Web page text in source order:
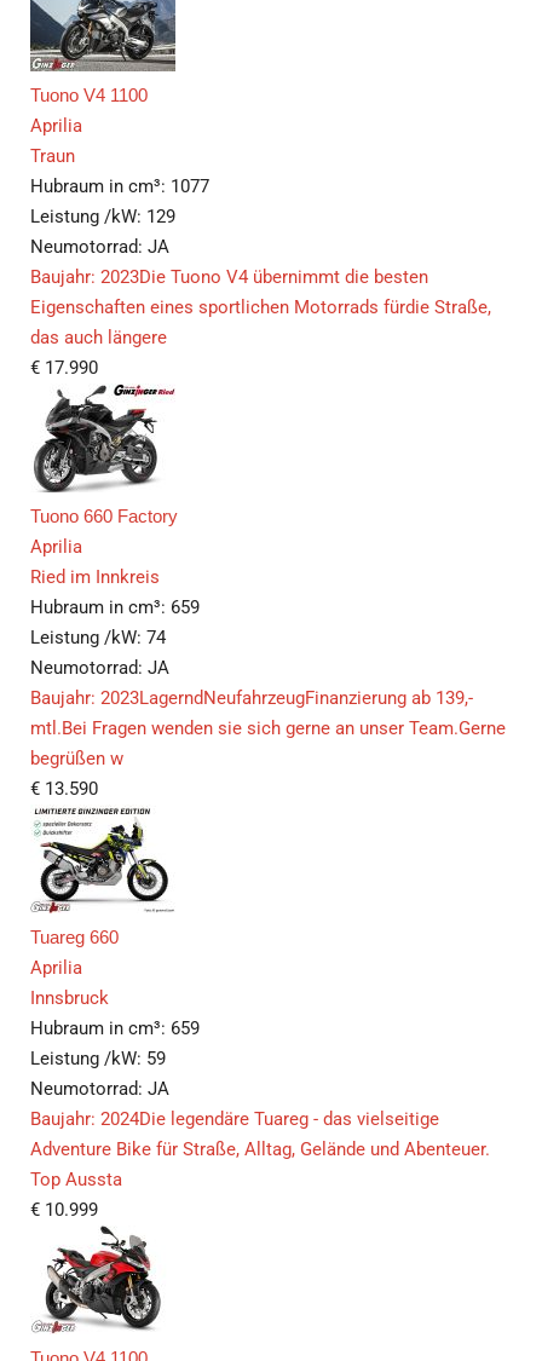
Tuono V4 1100
Aprilia
Traun
Hubraum in cm³: 1077
Leistung /kW: 129
Neumotorrad: JA
Baujahr: 2023Die Tuono V4 übernimmt die besten
Eigenschaften eines sportlichen Motorrads fürdie Straße,
das auch längere
€ 17.990
Tuono 660 Factory
Aprilia
Ried im Innkreis
Hubraum in cm³: 659
Leistung /kW: 74
Neumotorrad: JA
Baujahr: 2023LagerndNeufahrzeugFinanzierung ab 139,-
mtl.Bei Fragen wenden sie sich gerne an unser Team.Gerne
begrüßen w
€ 13.590
Tuareg 660
Aprilia
Innsbruck
Hubraum in cm³: 659
Leistung /kW: 59
Neumotorrad: JA
Baujahr: 2024Die legendäre Tuareg - das vielseitige
Adventure Bike für Straße, Alltag, Gelände und Abenteuer.
Top Aussta
€ 10.999